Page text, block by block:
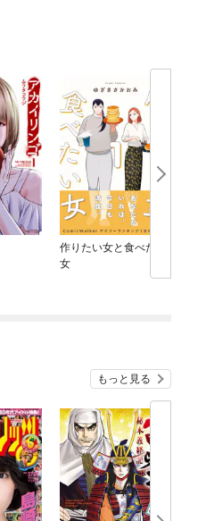
作りたい女と食べたい
女
もっと見る